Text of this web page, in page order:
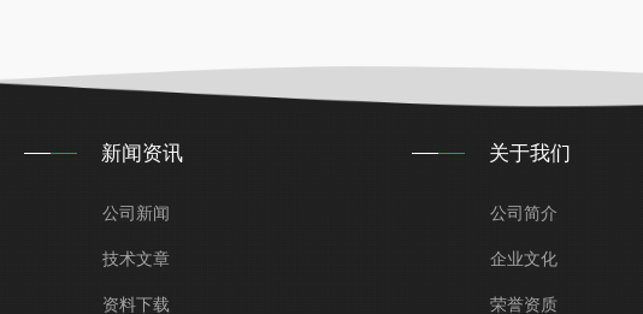
新闻资讯
公司新闻
技术文章
资料下载
关于我们
公司简介
企业文化
荣誉资质